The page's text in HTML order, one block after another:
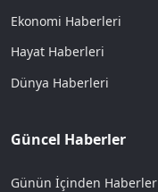
Ekonomi Haberleri
Hayat Haberleri
Dünya Haberleri
Güncel Haberler
Günün İçinden Haberler